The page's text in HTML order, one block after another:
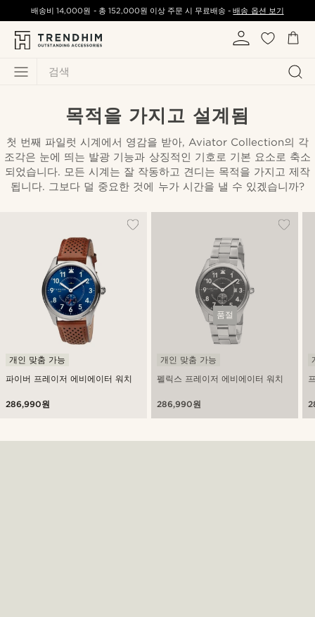
검색
배송비14,000원 - 총 152,000원 이상 주문 시 무료배송 -배송 옵션 보기
목적을 가지고 설계됨
첫 번째 파일럿 시계에서 영감을 받아, Aviator Collection의 각
조각은 눈에 띄는 발광 기능과 상징적인 기호로 기본 요소로 축소
되었습니다. 모든 시계는 잘 작동하고 견디는 목적을 가지고 제작
됩니다. 그보다 덜 중요한 것에 누가 시간을 낼 수 있겠습니까?
파이버 프레이저 에비에이터 워치
개인 맞춤 가능
286,990원
품절
펠릭스 프레이저 에비에이터 워치
개인 맞춤 가능
286,990원